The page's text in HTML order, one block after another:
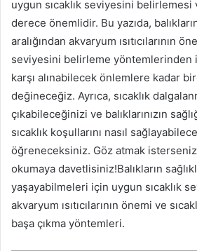
uygun sıcaklık seviyesini belirlemesi
derece önemlidir. Bu yazıda,
aralığından akvaryum ısıtıcılarının
seviyesini belirleme yöntemlerinden
karşı alınabilecek önlemlere kadar
değineceğiz. Ayrıca, sıcaklık
çıkabileceğinizi ve balıklarınızın
sıcaklık koşullarını nasıl
öğreneceksiniz. Göz atmak isterseniz,
okumaya davetlisiniz!Balıkların
yaşayabilmeleri için uygun sıcaklık
akvaryum ısıtıcılarının önemi ve
başa çıkma yöntemleri.